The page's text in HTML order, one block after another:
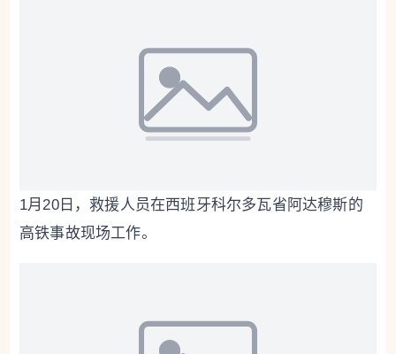
1月20日，救援人员在西班牙科尔多瓦省阿达穆斯的
高铁事故现场工作。